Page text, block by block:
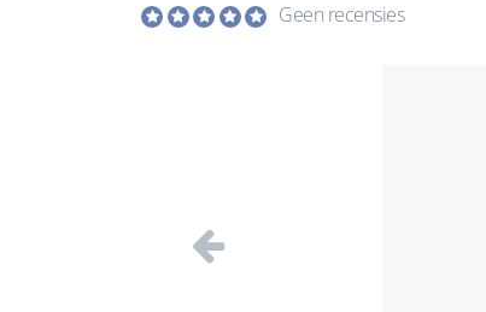
Geen recensies
Vorige